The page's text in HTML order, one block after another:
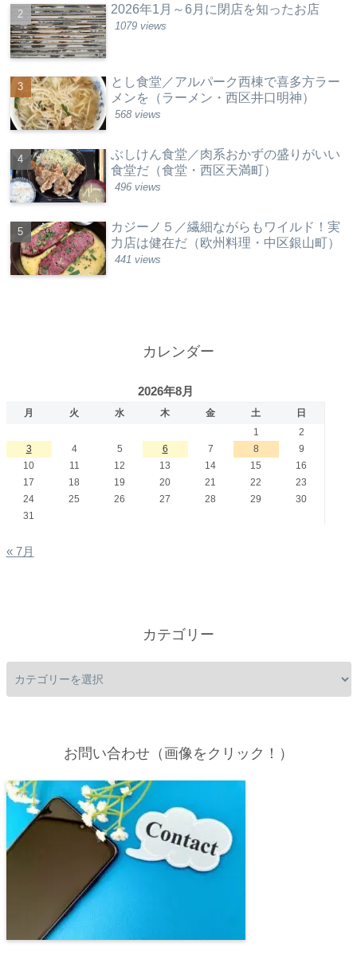
2026年1月～6月に閉店を知ったお店
1079 views
とし食堂／アルパーク西棟で喜多方ラー
メンを（ラーメン・西区井口明神）
568 views
ぶしけん食堂／肉系おかずの盛りがいい
食堂だ（食堂・西区天満町）
496 views
カジーノ５／繊細ながらもワイルド！実
力店は健在だ（欧州料理・中区銀山町）
441 views
カレンダー
2026年8月
月 火 水 木 金 土
日
1
2
3
4 5 6 7 8
9
10
11 12 13 14 15
16
17
18 19 20 21 22
23
24
25 26 27 28 29
30
31
« 7月
カテゴリー
お問い合わせ（画像をクリック！）